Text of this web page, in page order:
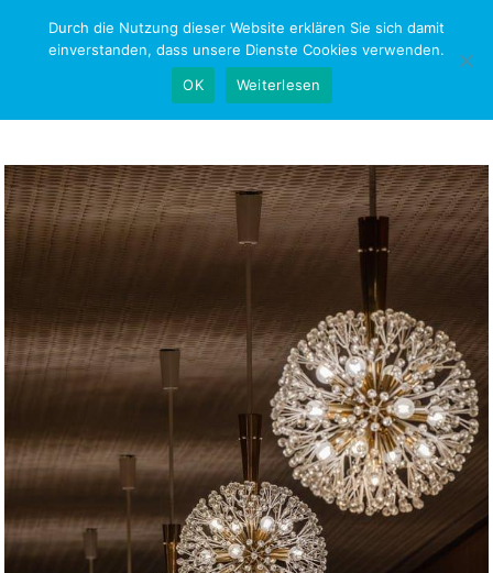
NEWS-RESEARCH
Durch die Nutzung dieser Website erklären Sie sich damit
einverstanden, dass unsere Dienste Cookies verwenden.
OK
Weiterlesen